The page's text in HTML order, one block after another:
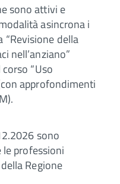
sono attivi e
asincrona i
“Revisione della
nell’anziano”
“Uso
approfondimenti
sono
professioni
Regione